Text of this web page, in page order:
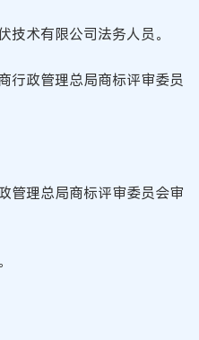
技术有限公司法务人员。
行政管理总局商标评审委员
管理总局商标评审委员会审